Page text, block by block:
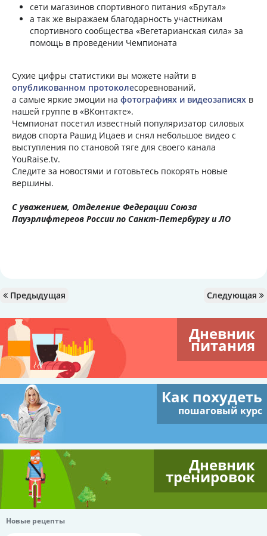
сети магазинов спортивного питания «Брутал»
а так же выражаем благодарность участникам
спортивного сообщества «Вегетарианская сила» за
помощь в проведении Чемпионата
Сухие цифры статистики вы можете найти в
опубликованном протоколесоревнований,
а самые яркие эмоции на фотографиях и видеозаписях в
нашей группе в «ВКонтакте».
Чемпионат посетил известный популяризатор силовых
видов спорта Рашид Ицаев и снял небольшое видео с
выступления по становой тяге для своего канала
YouRaise.tv.
Следите за новостями и готовьтесь покорять новые
вершины.
С уважением, Отделение Федерации Союза
Пауэрлифтереов России по Санкт-Петербургу и ЛО
Предыдущая Следующая
Дневник
питания
Как похудеть
пошаговый курс
Дневник
тренировок
Новые рецепты